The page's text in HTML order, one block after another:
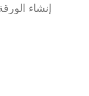
إنشاء